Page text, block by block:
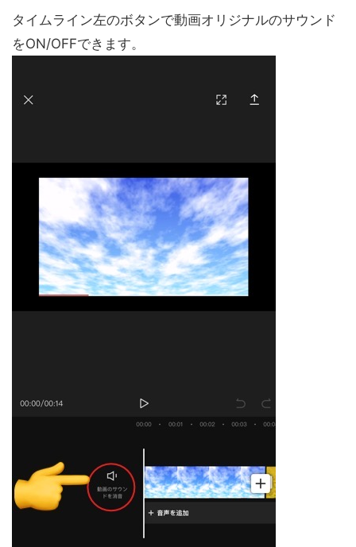
タイムライン左のボタンで動画オリジナルのサウンド
をON/OFFできます。